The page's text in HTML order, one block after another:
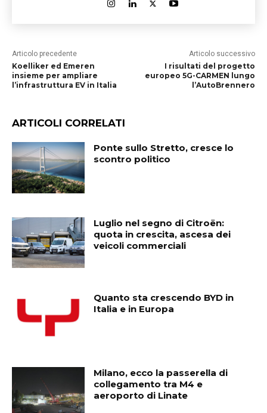
Articolo precedente
Koelliker ed Emeren
insieme per ampliare
l’infrastruttura EV in Italia
Articolo successivo
I risultati del progetto
europeo 5G-CARMEN lungo
l’AutoBrennero
ARTICOLI CORRELATI
Ponte sullo Stretto, cresce lo
scontro politico
Luglio nel segno di Citroën:
quota in crescita, ascesa dei
veicoli commerciali
Quanto sta crescendo BYD in
Italia e in Europa
Milano, ecco la passerella di
collegamento tra M4 e
aeroporto di Linate